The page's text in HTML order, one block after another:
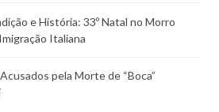
e História: 33º Natal no Morro
Italiana
pela Morte de “Boca”